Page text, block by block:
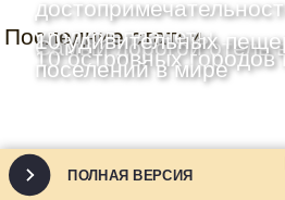
Последние статьи
уголков планеты
Самый дорогой отель
10 островных
10 удивительных
поселений в мире
ПОЛНАЯ ВЕРСИЯ